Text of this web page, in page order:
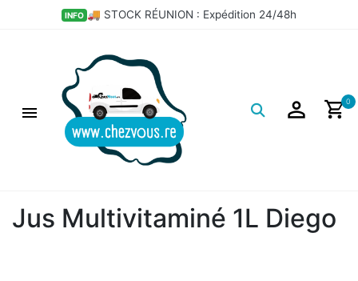
HOT 💣 LES BONS PLANS DÉPÔT
0
Jus Multivitaminé 1L Diego